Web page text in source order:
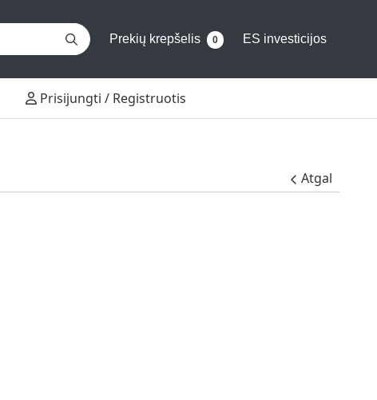
Prekių krepšelis 0 ES investicijos
Prisijungti / Registruotis
Prisijungti / Registruotis
Atgal